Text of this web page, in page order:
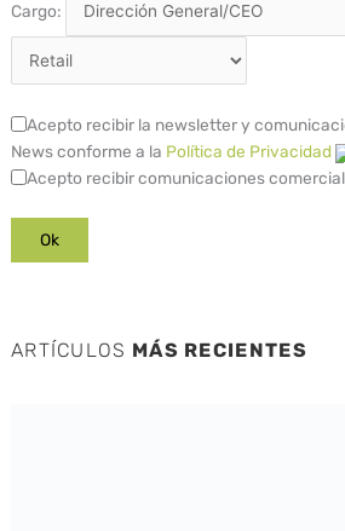
Cargo:
Acepto recibir la newsletter y
News conforme a la Política de Privacidad
Acepto recibir comunicaciones
ARTÍCULOS MÁS RECIENTES